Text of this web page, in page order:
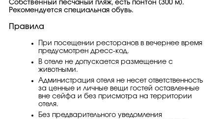
Собственный песчаный пляж, есть понтон (300 м).
Рекомендуется специальная обувь.
Правила
При посещении ресторанов в вечернее время
предусмотрен дресс-код.
В отеле не допускается размещение с
животными.
Администрация отеля не несет ответственность
за ценные и личные вещи гостей оставленные
вне сейфа и без присмотра на территории
отеля.
Без предварительного уведомления